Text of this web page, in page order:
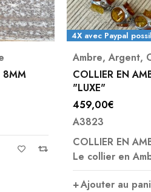
4X avec Paypal possible
Ambre,Argent,
COLLIER EN AMBRE
"LUXE"
459,00€
A3823
COLLIER EN AMBRE
Le collier en Ambre
Ajouter au panier